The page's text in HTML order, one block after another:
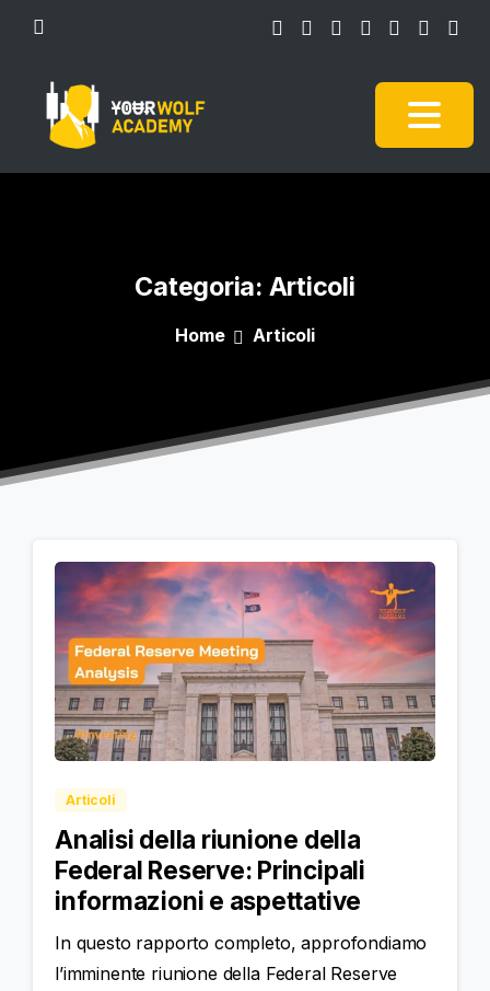
Categoria: Articoli
Home Articoli
Articoli
Analisi della riunione della
Federal Reserve: Principali
informazioni e aspettative
In questo rapporto completo, approfondiamo
l’imminente riunione della Federal Reserve